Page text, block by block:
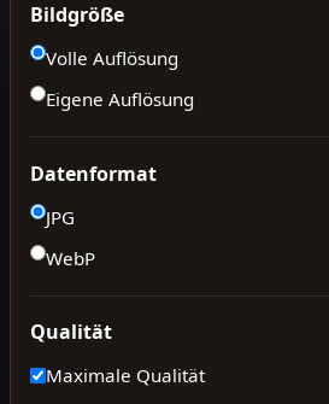
Bildgröße
Volle Auflösung
Eigene Auflösung
Datenformat
JPG
WebP
Qualität
Maximale Qualität